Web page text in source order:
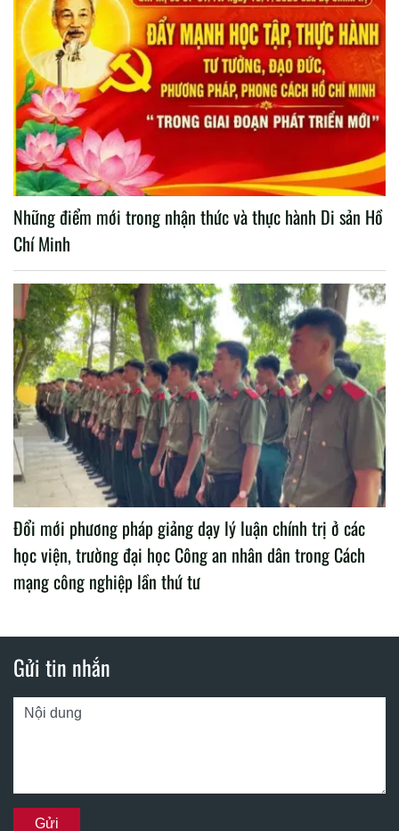
Những điểm mới trong nhận thức và thực hành Di sản Hồ
Chí Minh
Đổi mới phương pháp giảng dạy lý luận chính trị ở các
học viện, trường đại học Công an nhân dân trong Cách
mạng công nghiệp lần thứ tư
Gửi tin nhắn